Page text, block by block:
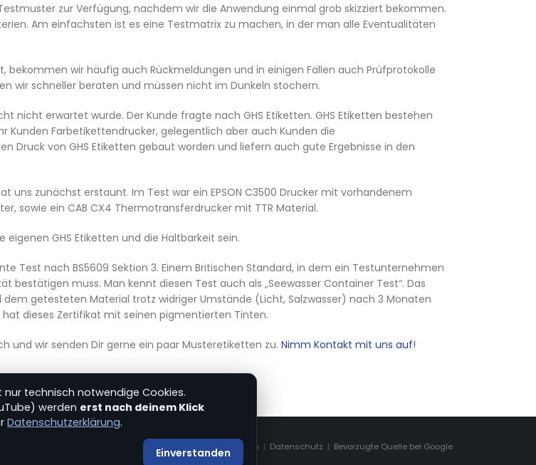
zur Verfügung, nachdem wir die Anwendung einmal grob skizziert bekommen.
Am einfachsten ist es eine Testmatrix zu machen, in der man alle Eventualitäten
bekommen wir häufig auch Rückmeldungen und in einigen Fällen auch Prüfprotokolle
wir schneller beraten und müssen nicht im Dunkeln stochern.
nicht erwartet wurde. Der Kunde fragte nach GHS Etiketten. GHS Etiketten bestehen
Farbetikettendrucker, gelegentlich aber auch Kunden die
Druck von GHS Etiketten gebaut worden und liefern auch gute Ergebnisse in den
uns zunächst erstaunt. Im Test war ein EPSON C3500 Drucker mit vorhandenem
sowie ein CAB CX4 Thermotransferdrucker mit TTR Material.
GHS Etiketten und die Haltbarkeit sein.
Test nach BS5609 Sektion 3. Einem Britischen Standard, in dem ein Testunternehmen
muss. Man kennt diesen Test auch als „Seewasser Container Test“. Das
getesteten Material trotz widriger Umstände (Licht, Salzwasser) nach 3 Monaten
dieses Zertifikat mit seinen pigmentierten Tinten.
und wir senden Dir gerne ein paar Musteretiketten zu. Nimm Kontakt mit uns auf!
Impressum | Datenschutz | Bevorzugte Quelle bei Google
nur technisch notwendige Cookies.
werden erst nach deinem Klick
Datenschutzerklärung.
Einverstanden